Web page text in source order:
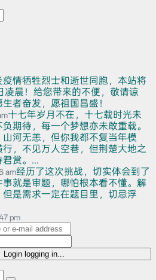
情牺牲烈士和逝世同胞，本站将
凌晨！给您带来的不便，敬请谅
者奋发，愿祖国昌盛！
十七年岁月不在，十七载时光未
期待，每一个梦想亦未敢重载。
河无恙，但你我都不复当年模
，不见万人空巷，但荆楚大地之
赏。...
am经历了这次挑战，切实体会到了
就是审题，哪怕根本看不懂。解
是需求一定在题目里，切忌浮
pm
Login logging in...